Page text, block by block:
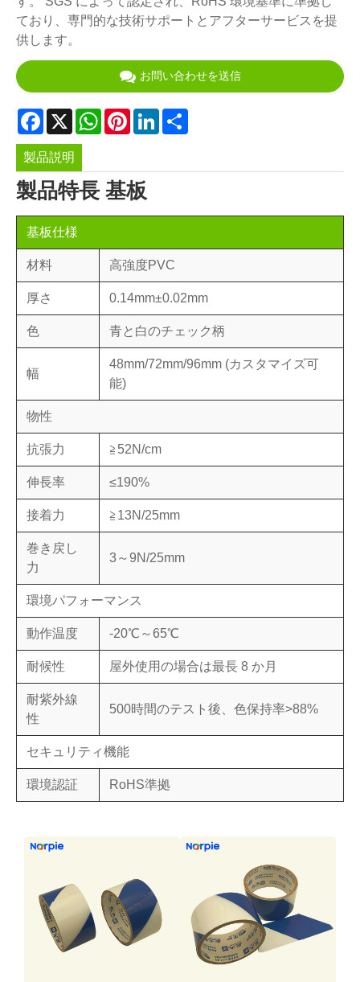
ており、専門的な技術サポートとアフターサービスを提
供します。
お問い合わせを送信
Facebook
X WhatsApp
PinterestLinkedIn
製品説明
製品特長 基板
基板仕様
材料 高強度PVC
厚さ 0.14mm±0.02mm
色 青と白のチェック柄
幅
48mm/72mm/96mm (カスタマイズ可
能)
物性
抗張力 ≧52N/cm
伸長率 ≤190%
接着力 ≧13N/25mm
巻き戻し
力
3～9N/25mm
環境パフォーマンス
動作温度 -20℃～65℃
耐候性 屋外使用の場合は最長 8 か月
耐紫外線
性
500時間のテスト後、色保持率>88%
セキュリティ機能
環境認証 RoHS準拠